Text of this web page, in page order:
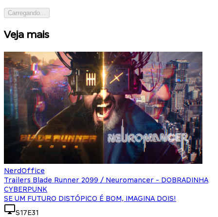
Carregando...
Veja mais
NerdOffice
Trailers Blade Runner 2099 / Neuromancer - DOBRADINHA
CYBERPUNK
SE UM FUTURO DISTÓPICO É BOM, IMAGINA DOIS!
S17E31